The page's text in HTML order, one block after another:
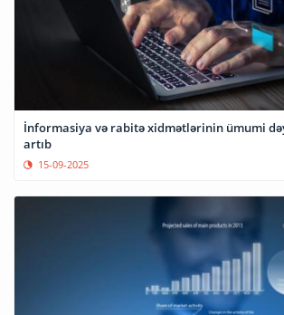
İnformasiya və rabitə xidmətlərinin ümumi
artıb
15-09-2025